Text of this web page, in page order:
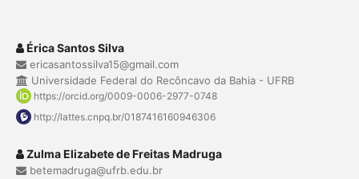
Érica Santos Silva
ericasantossilva15@gmail.com
Universidade Federal do Recôncavo da Bahia - UFRB
https://orcid.org/0009-0006-2977-0748
http://lattes.cnpq.br/0187416160946306
Zulma Elizabete de Freitas Madruga
betemadruga@ufrb.edu.br